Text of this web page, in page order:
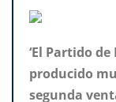
‘El Partido de
producido
segunda